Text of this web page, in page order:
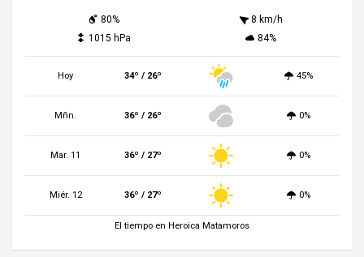
80%
8 km/h
1015 hPa
84%
Hoy 34º / 26º 45%
Mñn. 36º / 26º 0%
Mar. 11 36º / 27º 0%
Miér. 12 36º / 27º 0%
El tiempo en Heroica Matamoros